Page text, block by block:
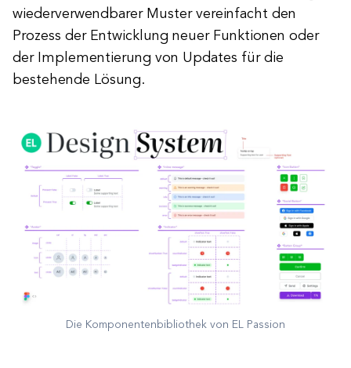
wiederverwendbarer Muster vereinfacht den
Prozess der Entwicklung neuer Funktionen oder
der Implementierung von Updates für die
bestehende Lösung.
Die Komponentenbibliothek von EL Passion